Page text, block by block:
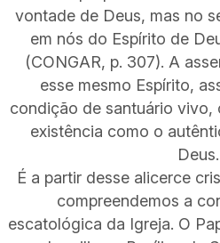
vontade de Deus, mas no
em nós do Espírito de
(CONGAR, p. 307). A
esse mesmo Espírito,
condição de santuário vivo,
existência como o
Deus.
É a partir desse alicerce
compreendemos a
escatológica da Igreja. O